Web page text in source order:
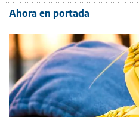
Ahora en portada